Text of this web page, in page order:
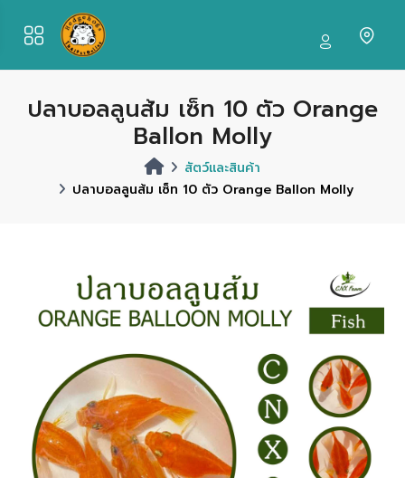
ปลาบอลลูนส้ม เซ็ท 10 ตัว Orange
Ballon Molly
สัตว์และสินค้า
ปลาบอลลูนส้ม เซ็ท 10 ตัว Orange Ballon Molly